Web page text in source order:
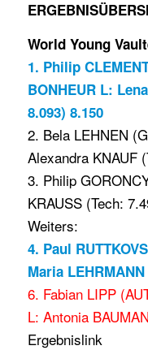
World Young
1. Philip
BONHEUR L:
8.093) 8.150
2. Bela LEHNEN
Alexandra KNAUF
3. Philip
KRAUSS (Tech:
Weiters:
4. Paul
Maria
6. Fabian LIPP
L: Antonia
Ergebnislink